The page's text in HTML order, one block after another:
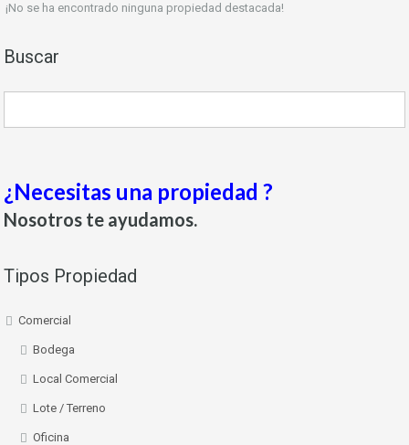
¡No se ha encontrado ninguna propiedad destacada!
Buscar
¿Necesitas una propiedad ?
Nosotros te ayudamos.
Tipos Propiedad
Comercial
Bodega
Local Comercial
Lote / Terreno
Oficina